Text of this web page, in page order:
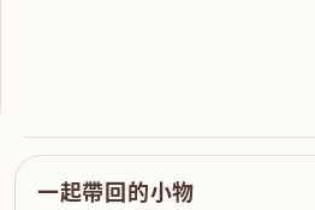
一起帶回的小物